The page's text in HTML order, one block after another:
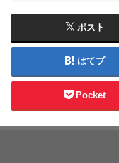
ポスト
はてブ
Pocket